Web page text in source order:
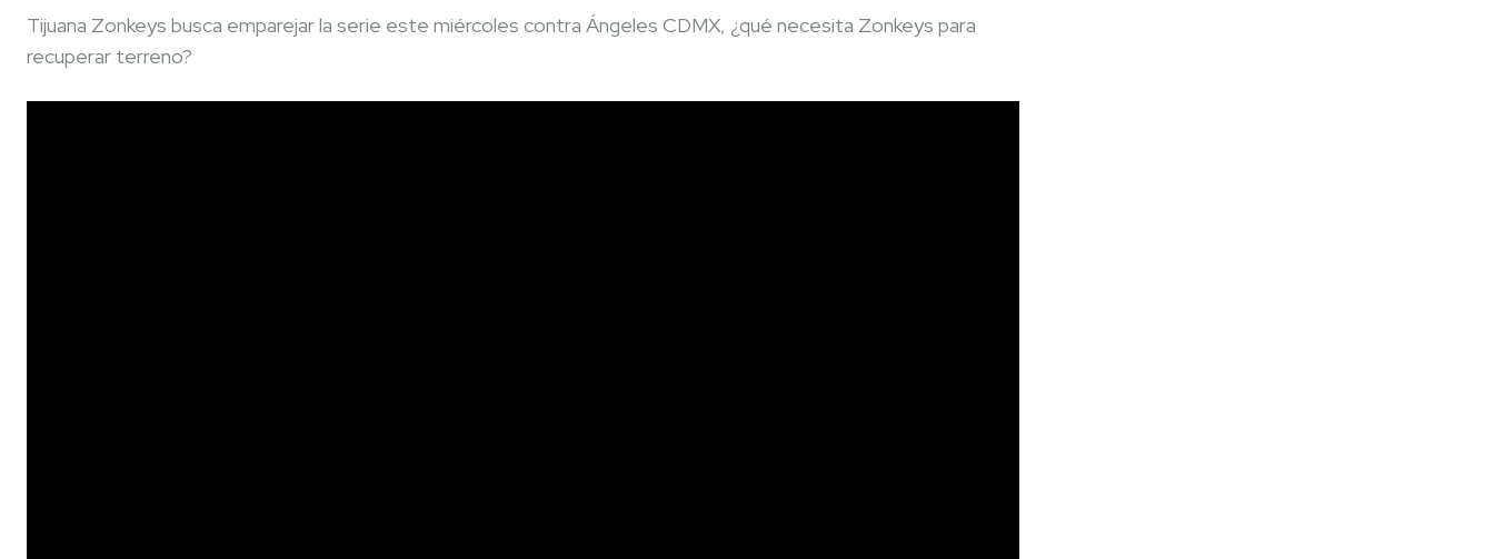
Tijuana Zonkeys busca emparejar la serie este miércoles contra Ángeles CDMX, ¿qué necesita Zonkeys para
recuperar terreno?